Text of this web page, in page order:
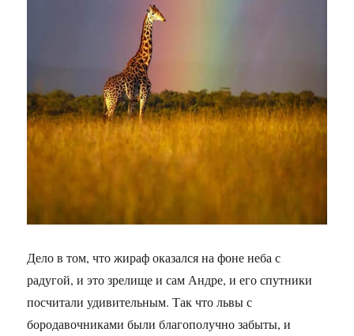
Дело в том, что жираф оказался на фоне неба с
радугой, и это зрелище и сам Андре, и его спутники
посчитали удивительным. Так что львы с
бородавочниками были благополучно забыты, и